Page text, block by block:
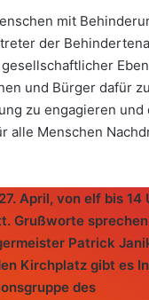
mit
der
und Bürger dafür zu
zu engagieren und
alle Menschen
April, von elf bis 14
Grußworte
Patrick
Kirchplatz gibt es
des